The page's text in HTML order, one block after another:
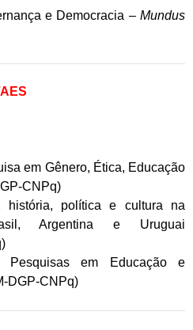
e Democracia – Mundus
em Gênero, Ética, Educação
CNPq)
história, política e cultura na
Argentina e Uruguai
em Educação e
DGP-CNPq)